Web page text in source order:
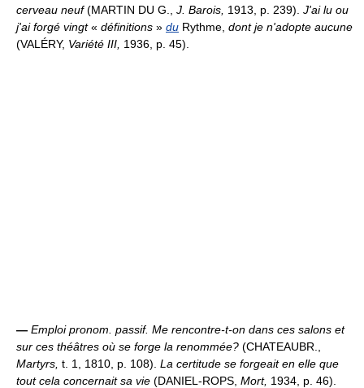
cerveau neuf(MARTIN DU G., J. Barois, 1913, p. 239). J'ai lu ou
j'ai forgé vingt« définitions » du Rythme, dont je n'adopte aucune
(VALÉRY, Variété III, 1936, p. 45).
— Emploi pronom. passif. Me rencontre-t-on dans ces salons et
sur ces théâtres où se forge la renommée? (CHATEAUBR.,
Martyrs, t. 1, 1810, p. 108). La certitude se forgeait en elle que
tout cela concernait sa vie (DANIEL-ROPS, Mort, 1934, p. 46).